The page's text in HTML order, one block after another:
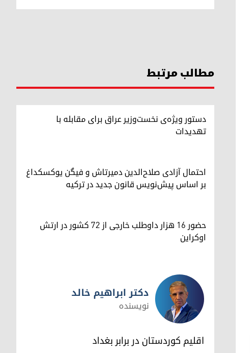
مطالب مرتبط
دستور ویژه‌ی نخست‌وزیر عراق برای مقابله با
تهدیدات
احتمال آزادی صلاح‌الدین دمیرتاش و فیگن یوکسکداغ
بر اساس پیش‌نویس قانون جدید در ترکیه
حضور ۱۶ هزار داوطلب خارجی از ۷۲ کشور در ارتش
اوکراین
دکتر ابراهیم خالد
دکتر ابراهیم خالد
نویسنده
اقلیم کوردستان در برابر بغداد